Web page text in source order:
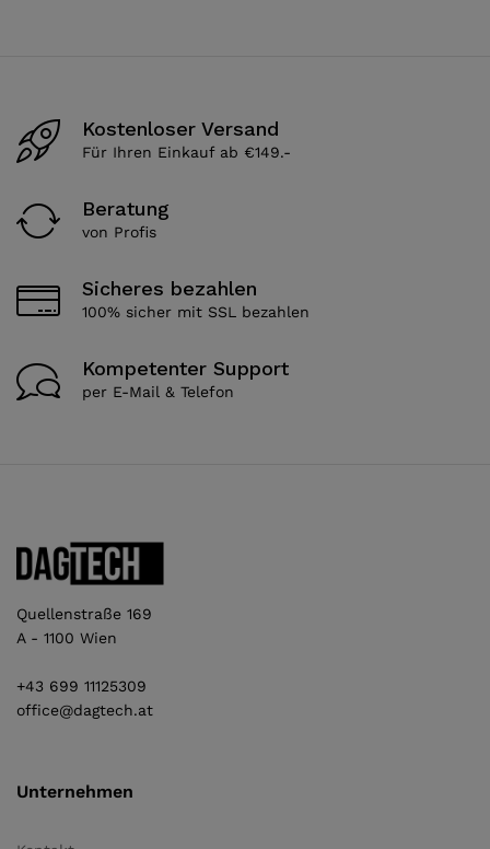
Kostenloser Versand
Für Ihren Einkauf ab €149.-
Beratung
von Profis
Sicheres bezahlen
100% sicher mit SSL bezahlen
Kompetenter Support
per E-Mail & Telefon
Quellenstraße 169
A - 1100 Wien
+43 699 11125309
office@dagtech.at
Unternehmen